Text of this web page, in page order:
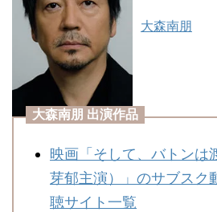
大森南朋
大森南朋 出演作品
映画「そして、バトンは
芽郁主演）」のサブスク
聴サイト一覧